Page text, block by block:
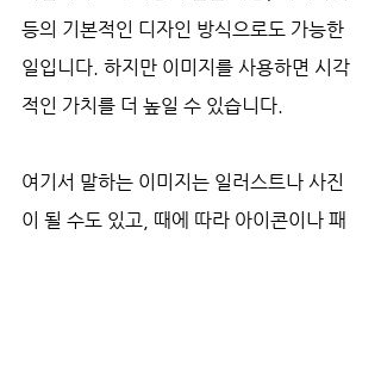
등의 기본적인 디자인 방식으로도 가능한
일입니다. 하지만 이미지를 사용하면 시각
적인 가치를 더 높일 수 있습니다.
여기서 말하는 이미지는 일러스트나 사진
이 될 수도 있고, 때에 따라 아이콘이나 패